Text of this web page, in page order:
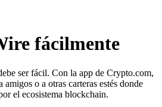
fácilmente
ser fácil. Con la app de Crypto.com,
o a otras carteras estés donde
el ecosistema blockchain.